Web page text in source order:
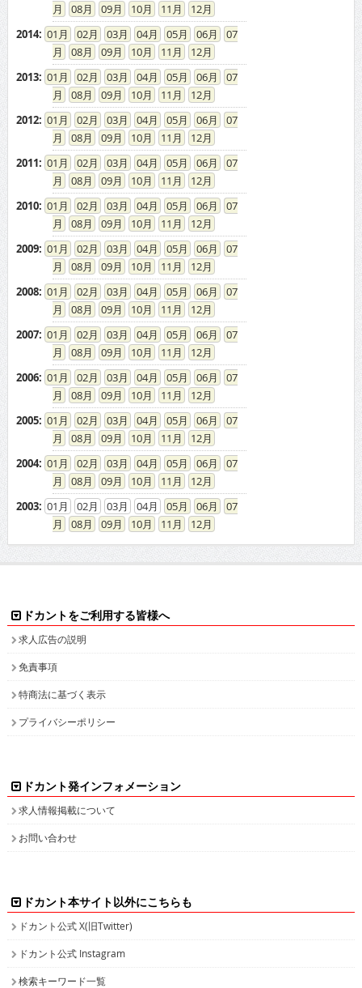
08
09 10 11
12
2014: 01 02 03 04 05 06
07
08
09 10 11
12
2013: 01 02 03 04 05 06
07
08
09 10 11
12
2012: 01 02 03 04 05 06
07
08
09 10 11
12
2011: 01 02 03 04 05 06
07
08
09 10 11
12
2010: 01 02 03 04 05 06
07
08
09 10 11
12
2009: 01 02 03 04 05 06
07
08
09 10 11
12
2008: 01 02 03 04 05 06
07
08
09 10 11
12
2007: 01 02 03 04 05 06
07
08
09 10 11
12
2006: 01 02 03 04 05 06
07
08
09 10 11
12
2005: 01 02 03 04 05 06
07
08
09 10 11
12
2004: 01 02 03 04 05 06
07
08
09 10 11
12
2003: 01 02 03 04 05 06
07
08
09 10 11 12
ドカントをご利用する皆様へ
求人広告の説明
免責事項
特商法に基づく表示
プライバシーポリシー
ドカント発インフォメーション
求人情報掲載について
お問い合わせ
ドカント本サイト以外にこちらも
ドカント公式 X(旧Twitter)
ドカント公式 Instagram
検索キーワード一覧